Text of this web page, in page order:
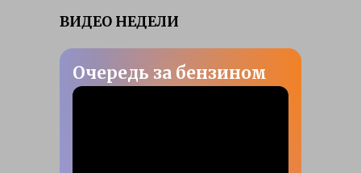
ВИДЕО НЕДЕЛИ
Очередь за бензином